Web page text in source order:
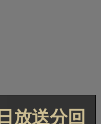
放送分回